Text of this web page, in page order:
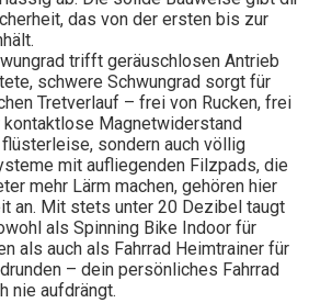
das von der ersten bis zur
trifft geräuschlosen Antrieb
schwere Schwungrad sorgt für
Tretverlauf – frei von Rucken, frei
kontaktlose Magnetwiderstand
sondern auch völlig
mit aufliegenden Filzpads, die
mehr Lärm machen, gehören hier
an. Mit stets unter 20 Dezibel taugt
als Spinning Bike Indoor für
als auch als Fahrrad Heimtrainer für
– dein persönliches Fahrrad
nie aufdrängt.